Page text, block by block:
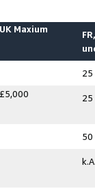
UK Maxium
25
£5,000 25
50